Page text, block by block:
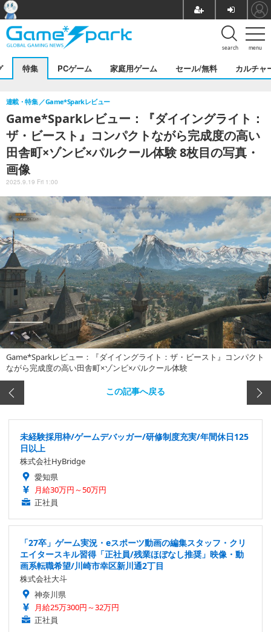
menu
search
特集 PCゲーム 家庭用ゲーム セール/無料 カルチャ
Game*Sparkレビュー：『ダイイングライト：
ザ・ビースト』コンパクトながら完成度の高い
田舎町×ゾンビ×パルクール体験 8枚目の写真・
画像
連載・特集 Game*Sparkレビュー
2025.9.19 Fri 1:00
Game*Sparkレビュー：『ダイイングライト：ザ・ビースト』コンパクト
ながら完成度の高い田舎町×ゾンビ×パルクール体験
この記事へ戻る
未経験採用枠/ゲームデバッガー/研修制度充実/年間休日125
日以上
株式会社HyBridge
愛知県
月給30万円～50万円
正社員
「27卒」ゲーム実況・eスポーツ動画の編集スタッフ・クリ
エイタースキル習得「正社員/残業ほぼなし推奨」映像・動
画系転職希望/川崎市幸区新川通2丁目
株式会社大斗
神奈川県
月給25万300円～32万円
正社員